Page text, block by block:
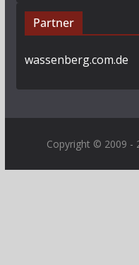
Partner
wassenberg.com.de
Copyright © 2009 -